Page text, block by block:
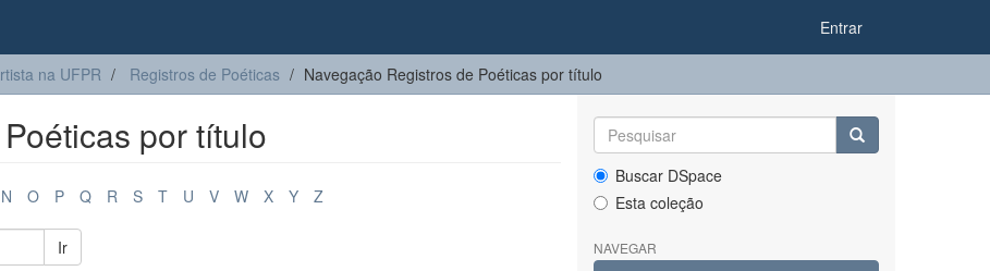
Entrar
na UFPR Registros de Poéticas Navegação Registros de Poéticas por título
por título
N O P Q R S T U V W X Y Z
Ir
Buscar DSpace
Esta coleção
NAVEGAR